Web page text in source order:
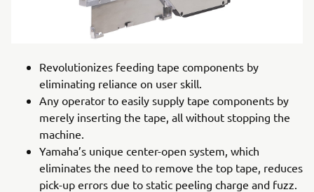
Revolutionizes feeding tape components by
eliminating reliance on user skill.
Any operator to easily supply tape components by
merely inserting the tape, all without stopping the
machine.
Yamaha’s unique center-open system, which
eliminates the need to remove the top tape, reduces
pick-up errors due to static peeling charge and fuzz.